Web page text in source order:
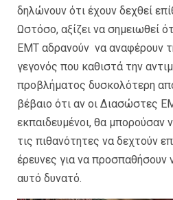
δηλώνουν ότι έχουν δεχθεί
Ωστόσο, αξίζει να σημειωθεί
ΕΜΤ αδρανούν να αναφέρουν
γεγονός που καθιστά την
προβλήματος δυσκολότερη
βέβαιο ότι αν οι Διασώστες
εκπαιδευμένοι, θα μπορούσαν
τις πιθανότητες να δεχτούν
έρευνες για να προσπαθήσουν
αυτό δυνατό.